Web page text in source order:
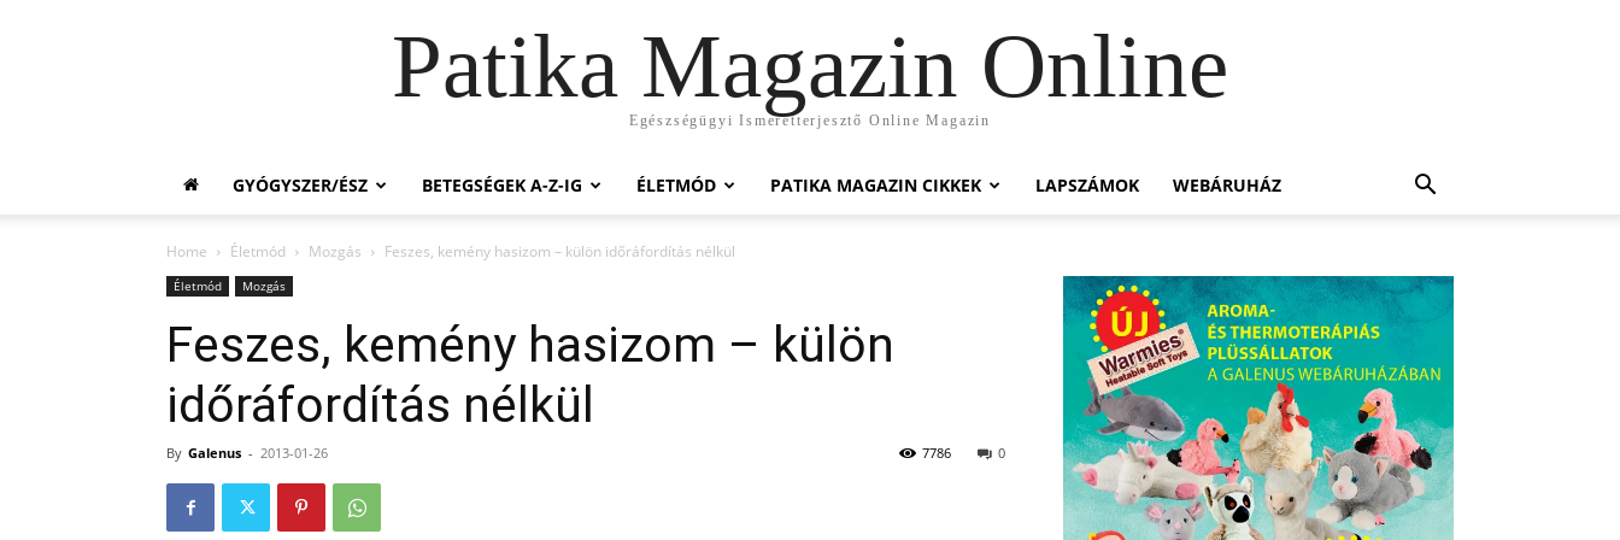
Patika Magazin Online
Egészségügyi Ismeretterjesztő Online Magazin
GYÓGYSZER/ÉSZ BETEGSÉGEK A-Z-IG ÉLETMÓD PATIKA MAGAZIN CIKKEK LAPSZÁMOK WEBÁRUHÁZ
Home Életmód Mozgás Feszes, kemény hasizom – külön időráfordítás nélkül
Életmód Mozgás
Feszes, kemény hasizom – külön
időráfordítás nélkül
By Galenus - 2013-01-26 0
7786